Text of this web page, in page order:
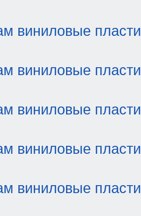
виниловые
виниловые
виниловые
виниловые
виниловые